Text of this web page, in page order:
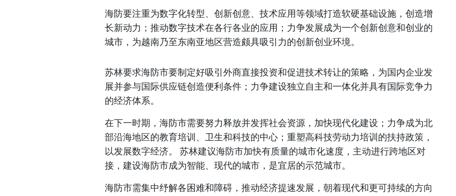
海防要注重为数字化转型、创新创意、技术应用等领域打造软硬基础设施，创造增
长新动力；推动数字技术在各行各业的应用；力争发展成为一个创新创意和创业的
城市，为越南乃至东南亚地区营造颇具吸引力的创新创业环境。
苏林要求海防市要制定好吸引外商直接投资和促进技术转让的策略，为国内企业发
展并参与国际供应链创造便利条件；力争建设独立自主和一体化并具有国际竞争力
的经济体系。
在下一时期，海防市需要努力释放并发挥社会资源，加快现代化建设；力争成为北
部沿海地区的教育培训、卫生和科技的中心；重塑高科技劳动力培训的扶持政策，
以发展数字经济。 苏林建议海防市加快有质量的城市化速度，主动进行跨地区对
接，建设海防市成为智能、现代的城市，是宜居的示范城市。
海防市需集中纾解各困难和障碍，推动经济提速发展，朝着现代和更可持续的方向